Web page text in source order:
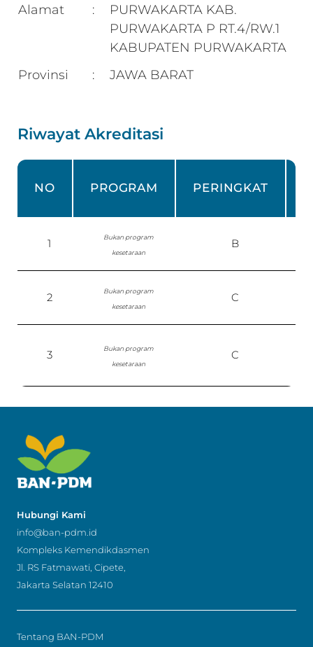
Alamat :
PURWAKARTA KAB.
PURWAKARTA P RT.4/RW.1
KABUPATEN PURWAKARTA
Provinsi
: JAWA BARAT
Riwayat Akreditasi
NO PROGRAM PERINGKAT
1
Bukan program
kesetaraan
B
2
Bukan program
kesetaraan
C
3
Bukan program
kesetaraan
C
Hubungi Kami
info@ban-pdm.id
Kompleks Kemendikdasmen
Jl. RS Fatmawati, Cipete,
Jakarta Selatan 12410
Tentang BAN-PDM